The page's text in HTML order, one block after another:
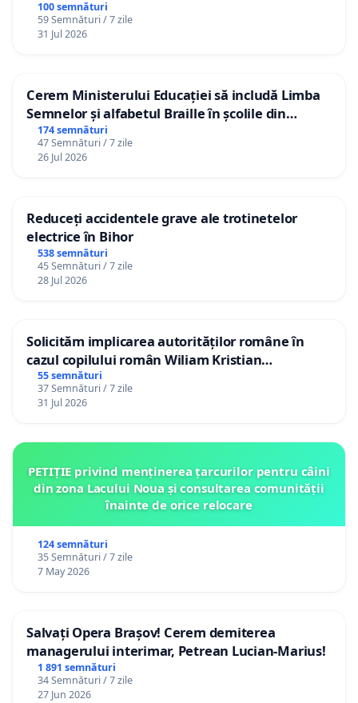
100 semnături
59 Semnături / 7 zile
31 Jul 2026
Cerem Ministerului Educației să includă Limba
Semnelor și alfabetul Braille în școlile din
Republica Moldova!
174 semnături
47 Semnături / 7 zile
26 Jul 2026
Reduceți accidentele grave ale trotinetelor
electrice în Bihor
538 semnături
45 Semnături / 7 zile
28 Jul 2026
Solicităm implicarea autorităților române în
cazul copilului român Wiliam Kristian
Gheorghe, aflat în plasament în Danemarca de
12 ani
55 semnături
37 Semnături / 7 zile
31 Jul 2026
PETIȚIE privind menținerea țarcurilor pentru câini
din zona Lacului Noua și consultarea comunității
înainte de orice relocare
124 semnături
35 Semnături / 7 zile
7 May 2026
Salvați Opera Brașov! Cerem demiterea
managerului interimar, Petrean Lucian-Marius!
1 891 semnături
34 Semnături / 7 zile
27 Jun 2026